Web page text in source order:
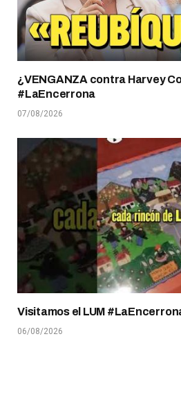
¿VENGANZA contra Harvey
#LaEncerrona
07/08/2026
Visitamos el LUM
06/08/2026